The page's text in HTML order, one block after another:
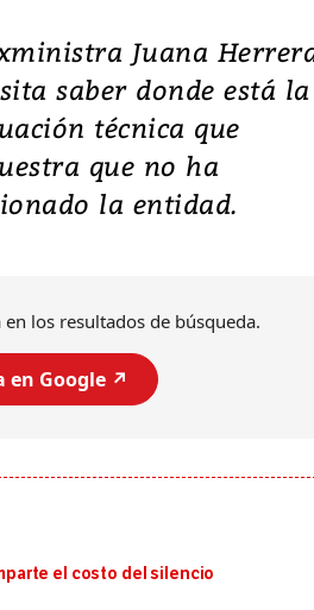
Juana
saber donde está la
técnica que
que no ha
la entidad.
los resultados de búsqueda.
en Google ↗️
el costo del silencio